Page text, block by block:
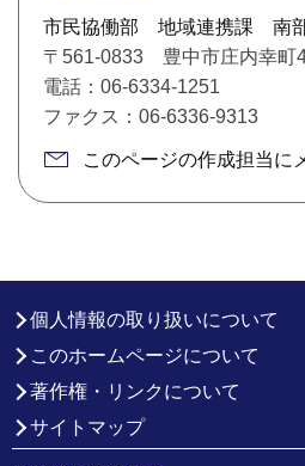
市民協働部 地域連携課 南
〒561-0833 豊中市庄内幸町
電話：06-6334-1251
ファクス：06-6336-9313
このページの作成担当に
個人情報の取り扱いについて
このホームページについて
著作権・リンクについて
サイトマップ